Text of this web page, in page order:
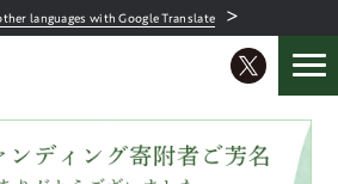
languages with Google Translate ＞